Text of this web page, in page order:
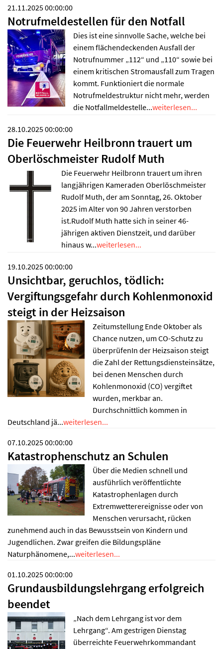
21.11.2025 00:00:00
Notrufmeldestellen für den Notfall
Dies ist eine sinnvolle Sache, welche bei
einem flächendeckenden Ausfall der
Notrufnummer „112“ und „110“ sowie bei
einem kritischen Stromausfall zum Tragen
kommt. Funktioniert die normale
Notrufmeldestruktur nicht mehr, werden
die Notfallmeldestelle...weiterlesen...
28.10.2025 00:00:00
Die Feuerwehr Heilbronn trauert um
Oberlöschmeister Rudolf Muth
Die Feuerwehr Heilbronn trauert um ihren
langjährigen Kameraden Oberlöschmeister
Rudolf Muth, der am Sonntag, 26. Oktober
2025 im Alter von 90 Jahren verstorben
ist.Rudolf Muth hatte sich in seiner 46-
jährigen aktiven Dienstzeit, und darüber
hinaus w...weiterlesen...
19.10.2025 00:00:00
Unsichtbar, geruchlos, tödlich:
Vergiftungsgefahr durch Kohlenmonoxid
steigt in der Heizsaison
Zeitumstellung Ende Oktober als
Chance nutzen, um CO-Schutz zu
überprüfenIn der Heizsaison steigt
die Zahl der Rettungsdiensteinsätze,
bei denen Menschen durch
Kohlenmonoxid (CO) vergiftet
wurden, merkbar an.
Durchschnittlich kommen in
Deutschland jä...weiterlesen...
07.10.2025 00:00:00
Katastrophenschutz an Schulen
Über die Medien schnell und
ausführlich veröffentlichte
Katastrophenlagen durch
Extremwetterereignisse oder von
Menschen verursacht, rücken
zunehmend auch in das Bewusstsein von Kindern und
Jugendlichen. Zwar greifen die Bildungspläne
Naturphänomene,...weiterlesen...
01.10.2025 00:00:00
Grundausbildungslehrgang erfolgreich
beendet
„Nach dem Lehrgang ist vor dem
Lehrgang“. Am gestrigen Dienstag
überreichte Feuerwehrkommandant